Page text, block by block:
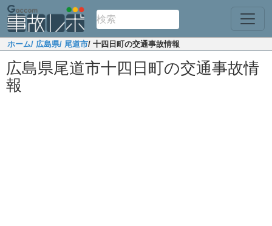
ホーム/ 広島県/ 尾道市/ 十四日町の交通事故情報
広島県尾道市十四日町の交通事故情
報